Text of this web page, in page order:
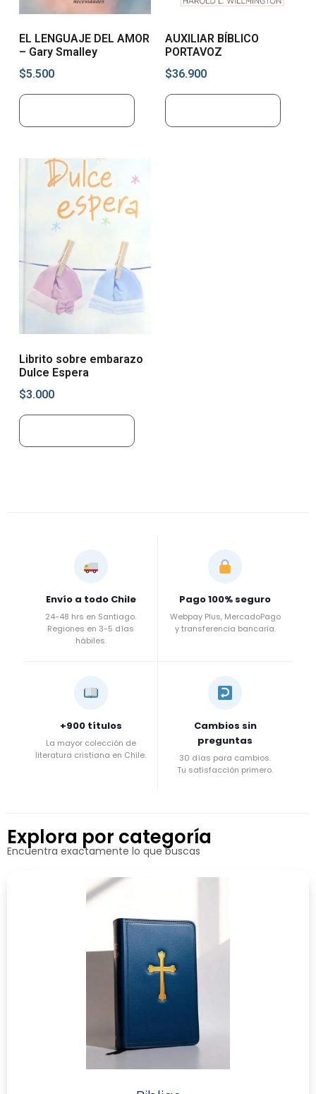
EL LENGUAJE DEL AMOR
– Gary Smalley
$5.500
AUXILIAR BÍBLICO
PORTAVOZ
$36.900
Librito sobre embarazo
Dulce Espera
$3.000
Envío a todo Chile
24-48 hrs en Santiago.
Regiones en 3-5 días
hábiles.
Pago 100% seguro
Webpay Plus, MercadoPago
y transferencia bancaria.
+900 títulos
La mayor colección de
literatura cristiana en Chile.
Cambios sin
preguntas
30 días para cambios.
Tu satisfacción primero.
Explora por categoría
Encuentra exactamente lo que buscas